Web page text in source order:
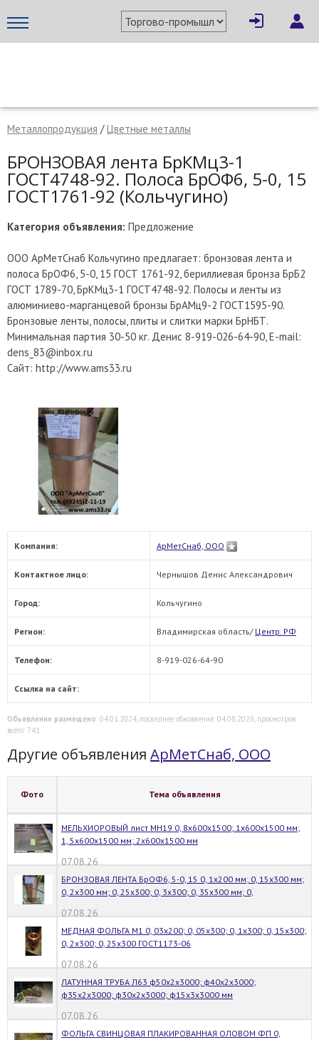
МЕТАПРОМ - российский торгово-промышленный портал
Металлопродукция /Цветные металлы
БРОНЗОВАЯ лента БрКМц3-1
ГОСТ4748-92. Полоса БрОФ6, 5-0, 15
ГОСТ1761-92 (Кольчугино)
Категория объявления: Предложение
ООО АрМетСнаб Кольчугино предлагает: бронзовая лента и
полоса БрОФ6, 5-0, 15 ГОСТ 1761-92, бериллиевая бронза БрБ2
ГОСТ 1789-70, БрКМц3-1 ГОСТ4748-92. Полосы и ленты из
алюминиево-марганцевой бронзы БрАМц9-2 ГОСТ1595-90.
Бронзовые ленты, полосы, плиты и слитки марки БрНБТ.
Минимальная партия 30-50 кг. Денис 8-919-026-64-90, Е-mail:
dens_83@inbox.ru
Сайт: http://www.ams33.ru
× Написать поставщику
Отмена Отправить сообщение
Компания: АрМетСнаб, ООО
Контактное лицо: Чернышов Денис Александрович
Город: Кольчугино
Регион: Владимирская область/ Центр. РФ
Телефон: 8-919-026-64-90
Ссылка на сайт:
Объявление размещено: 04.01.2024, последнее обновление: 04.08.2026, просмотров
всего: 741.
Другие объявления АрМетСнаб, ООО
Фото Тема объявления
МЕЛЬХИОРОВЫЙ лист МН19 0, 8х600х1500; 1х600х1500 мм;
1, 5х600х1500 мм; 2х600х1500 мм
07.08.26
БРОНЗОВАЯ ЛЕНТА БрОФ6, 5-0, 15 0, 1х200 мм; 0, 15х300 мм;
0, 2х300 мм; 0, 25х300; 0, 3х300; 0, 35х300 мм; 0,
07.08.26
МЕДНАЯ ФОЛЬГА М1 0, 03х200; 0, 05х300; 0, 1х300; 0, 15х300;
0, 2х300; 0, 25х300 ГОСТ1173-06
07.08.26
ЛАТУННАЯ ТРУБА Л63 ф50х2х3000; ф40х2х3000;
ф35х2х3000; ф30х2х3000; ф15х3х3000 мм
07.08.26
ФОЛЬГА СВИНЦОВАЯ ПЛАКИРОВАННАЯ ОЛОВОМ ФП 0,